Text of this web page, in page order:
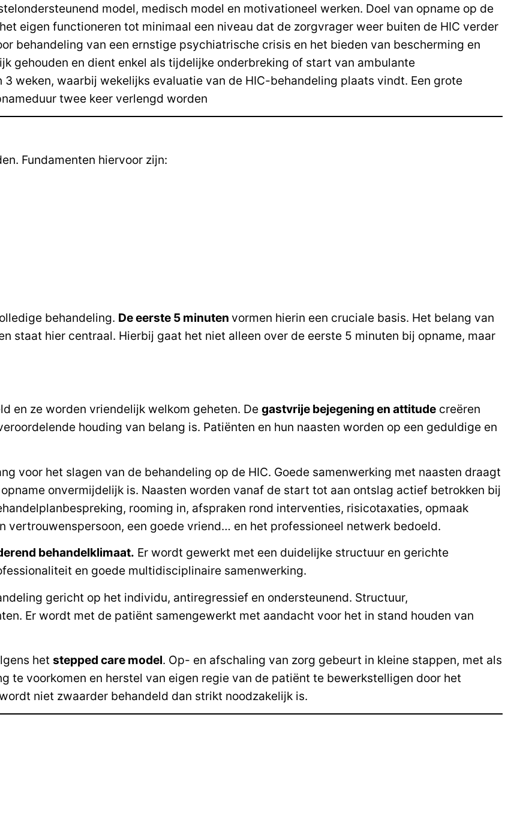
model, medisch model en motivationeel werken. Doel van opname op de
eigen functioneren tot minimaal een niveau dat de zorgvrager weer buiten de HIC verder
behandeling van een ernstige psychiatrische crisis en het bieden van bescherming en
gehouden en dient enkel als tijdelijke onderbreking of start van ambulante
weken, waarbij wekelijks evaluatie van de HIC-behandeling plaats vindt. Een grote
twee keer verlengd worden
Fundamenten hiervoor zijn:
behandeling. De eerste 5 minuten vormen hierin een cruciale basis. Het belang van
staat hier centraal. Hierbij gaat het niet alleen over de eerste 5 minuten bij opname, maar
en ze worden vriendelijk welkom geheten. De gastvrije bejegening en attitude creëren
houding van belang is. Patiënten en hun naasten worden op een geduldige en
voor het slagen van de behandeling op de HIC. Goede samenwerking met naasten draagt
onvermijdelijk is. Naasten worden vanaf de start tot aan ontslag actief betrokken bij
rooming in, afspraken rond interventies, risicotaxaties, opmaak
een goede vriend… en het professioneel netwerk bedoeld.
behandelklimaat. Er wordt gewerkt met een duidelijke structuur en gerichte
en goede multidisciplinaire samenwerking.
gericht op het individu, antiregressief en ondersteunend. Structuur,
Er wordt met de patiënt samengewerkt met aandacht voor het in stand houden van
het stepped care model. Op- en afschaling van zorg gebeurt in kleine stappen, met als
te voorkomen en herstel van eigen regie van de patiënt te bewerkstelligen door het
niet zwaarder behandeld dan strikt noodzakelijk is.